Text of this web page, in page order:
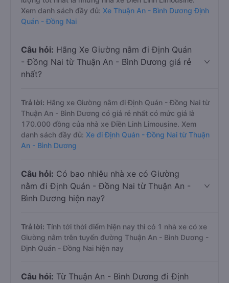
Xem danh sách đầy đủ: Xe Thuận An - Bình Dương Định
Quán - Đồng Nai
Câu hỏi: Hãng Xe Giường nằm đi Định Quán
- Đồng Nai từ Thuận An - Bình Dương giá rẻ
nhất?
Trả lời: Hãng xe Giường nằm đi Định Quán - Đồng Nai từ
Thuận An - Bình Dương có giá rẻ nhất có mức giá là
170.000 đồng của nhà xe Điền Linh Limousine. Xem
danh sách đầy đủ: Xe đi Định Quán - Đồng Nai từ Thuận
An - Bình Dương
Câu hỏi: Có bao nhiêu nhà xe có Giường
nằm đi Định Quán - Đồng Nai từ Thuận An -
Bình Dương hiện nay?
Trả lời: Tính tới thời điểm hiện nay thì có 1 nhà xe có xe
Giường nằm trên tuyến đường Thuận An - Bình Dương -
Định Quán - Đồng Nai hiện nay
Câu hỏi: Từ Thuận An - Bình Dương đi Định